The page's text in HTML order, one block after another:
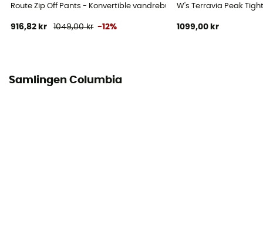
Route Zip Off Pants - Konvertible vandrebukser - Damer
916,82 kr 1049,00 kr -12%
W's Terravia Peak
1099,00 kr
Samlingen Columbia